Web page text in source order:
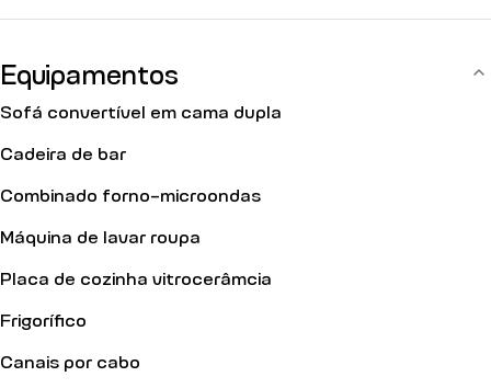
Equipamentos
Sofá convertível em cama dupla
Cadeira de bar
Combinado forno-microondas
Máquina de lavar roupa
Placa de cozinha vitrocerâmcia
Frigorífico
Canais por cabo